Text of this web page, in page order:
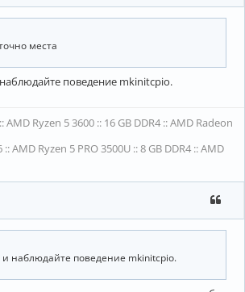
места
поведение mkinitcpio.
AMD Ryzen 5 3600 :: 16 GB DDR4 :: AMD Radeon
AMD Ryzen 5 PRO 3500U :: 8 GB DDR4 :: AMD
и наблюдайте поведение mkinitcpio.